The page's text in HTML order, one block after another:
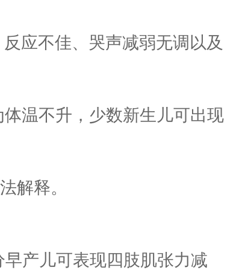
应不佳、哭声减弱无调以及
温不升，少数新生儿可出现
解释。
产儿可表现四肢肌张力减